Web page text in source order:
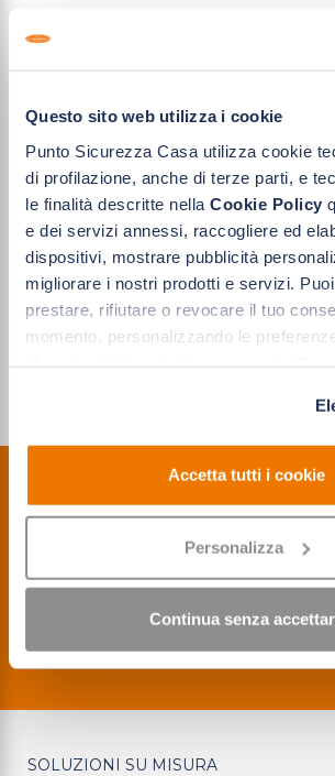
Questo sito web utilizza i cookie
Punto Sicurezza Casa utilizza cookie
di profilazione, anche di terze parti, e
le finalità descritte nella Cookie Policy
e dei servizi annessi, raccogliere ed
dispositivi, mostrare pubblicità
migliorare i nostri prodotti e servizi.
prestare, rifiutare o revocare il tuo
momento, personalizzando le
acconsenti all'uso dei soli cookie
Accetta tutti i cookie
Personalizza
Continua senza
SCURONE
SOLUZIONI SU MISURA